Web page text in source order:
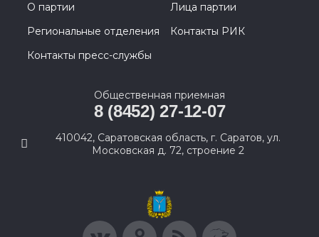
О партии
Лица партии
Региональные отделения
Контакты РИК
Контакты пресс-службы
Общественная приемная
8 (8452) 27-12-07
410042, Саратовская область, г. Саратов, ул.
Московская д. 72, строение 2